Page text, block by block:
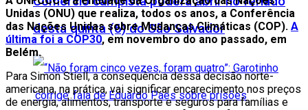
desta quinta (6) do São Salvador
Unidas (ONU) que realiza, todos os anos, a Conferência
das Nações Unidas sobre Mudanças Climáticas (COP). A
última foi a COP30, em novembro do ano passado, em
Belém.
Para Simon Stiell, a consequência dessa decisão norte-
americana, na prática, vai significar encarecimento nos preços
de energia, alimentos, transporte e seguros para famílias e